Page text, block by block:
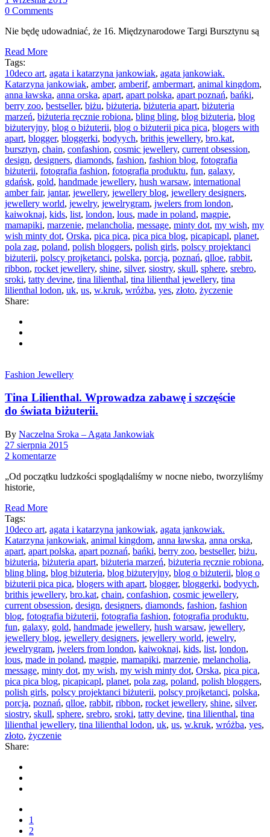
0 Comments
Nie będę udowadniać, że 16. Międzynarodowe Targi Bursztynu są
Read More
Tags:
10deco art, agata i katarzyna jankowiak, agata jankowiak.
Katarzyna jankowiak, amber, amberif, ambermart, animal kingdom,
anna ławska, anna orska, apart, apart polska, apart poznań, bańki,
berry zoo, bestseller, biżu, biżuteria, biżuteria apart, biżuteria
marzeń, biżuteria ręcznie robiona, bling bling, blog biżuteria, blog
biżuteryjny, blog o biżuterii, blog o biżuterii pica pica, blogers with
apart, blogger, bloggerki, bodyych, brithis jewellery, bro.kat,
bursztyn, chain, confashion, cosmic jewellery, current obsession,
design, designers, diamonds, fashion, fashion blog, fotografia
biżuterii, fotografia fashion, fotografia produktu, fun, galaxy,
gdańsk, gold, handmade jewellery, hush warsaw, international
amber fair, jantar, jewellery, jewellery blog, jewellery designers,
jewellery world, jewelry, jewelrygram, jwelers from london,
kaiwoknaj, kids, list, london, lous, made in poland, magpie,
mamapiki, marzenie, melancholia, message, minty dot, my wish, my
wish minty dot, Orska, pica pica, pica pica blog, picapicapl, planet,
pola zag, poland, polish bloggers, polish girls, polscy projektanci
biżuterii, polscy projketanci, polska, porcja, poznań, qlloe, rabbit,
ribbon, rocket jewellery, shine, silver, siostry, skull, sphere, srebro,
sroki, tatty devine, tina lilienthal, tina lilienthal jewellery, tina
lilienthal lodon, uk, us, w.kruk, wróżba, yes, złoto, życzenie
Share:
Fashion Jewellery
Tina Lilienthal. Wprowadza zabawę i szczęście
do świata biżuterii.
By Naczelna Sroka – Agata Jankowiak
27 sierpnia 2015
2 komentarze
„Od początku ludzkości spoglądaliśmy w nocne niebo, tworzyliśmy
historie,
Read More
Tags:
10deco art, agata i katarzyna jankowiak, agata jankowiak.
Katarzyna jankowiak, animal kingdom, anna ławska, anna orska,
apart, apart polska, apart poznań, bańki, berry zoo, bestseller, biżu,
biżuteria, biżuteria apart, biżuteria marzeń, biżuteria ręcznie robiona,
bling bling, blog biżuteria, blog biżuteryjny, blog o biżuterii, blog o
biżuterii pica pica, blogers with apart, blogger, bloggerki, bodyych,
brithis jewellery, bro.kat, chain, confashion, cosmic jewellery,
current obsession, design, designers, diamonds, fashion, fashion
blog, fotografia biżuterii, fotografia fashion, fotografia produktu,
fun, galaxy, gold, handmade jewellery, hush warsaw, jewellery,
jewellery blog, jewellery designers, jewellery world, jewelry,
jewelrygram, jwelers from london, kaiwoknaj, kids, list, london,
lous, made in poland, magpie, mamapiki, marzenie, melancholia,
message, minty dot, my wish, my wish minty dot, Orska, pica pica,
pica pica blog, picapicapl, planet, pola zag, poland, polish bloggers,
polish girls, polscy projektanci biżuterii, polscy projketanci, polska,
porcja, poznań, qlloe, rabbit, ribbon, rocket jewellery, shine, silver,
siostry, skull, sphere, srebro, sroki, tatty devine, tina lilienthal, tina
lilienthal jewellery, tina lilienthal lodon, uk, us, w.kruk, wróżba, yes,
złoto, życzenie
Share:
1
2